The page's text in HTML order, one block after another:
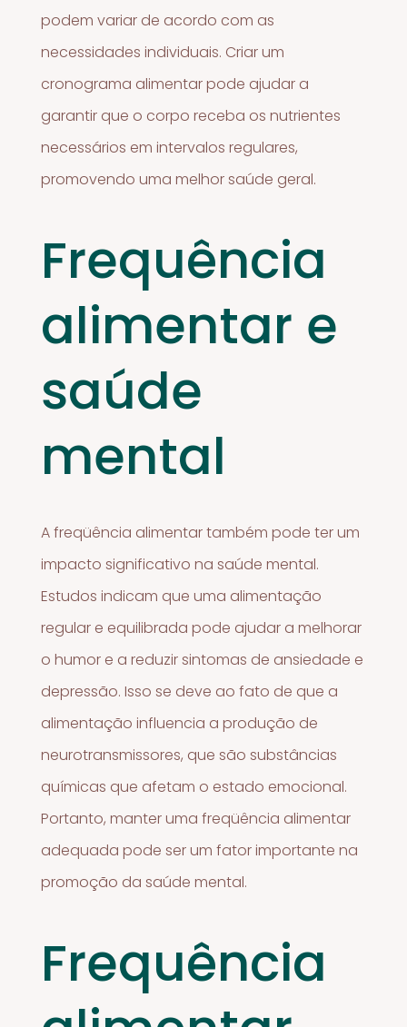
podem variar de acordo com as
necessidades individuais. Criar um
cronograma alimentar pode ajudar a
garantir que o corpo receba os nutrientes
necessários em intervalos regulares,
promovendo uma melhor saúde geral.
Frequência
alimentar e
saúde
mental
A freqüência alimentar também pode ter um
impacto significativo na saúde mental.
Estudos indicam que uma alimentação
regular e equilibrada pode ajudar a melhorar
o humor e a reduzir sintomas de ansiedade e
depressão. Isso se deve ao fato de que a
alimentação influencia a produção de
neurotransmissores, que são substâncias
químicas que afetam o estado emocional.
Portanto, manter uma freqüência alimentar
adequada pode ser um fator importante na
promoção da saúde mental.
Frequência